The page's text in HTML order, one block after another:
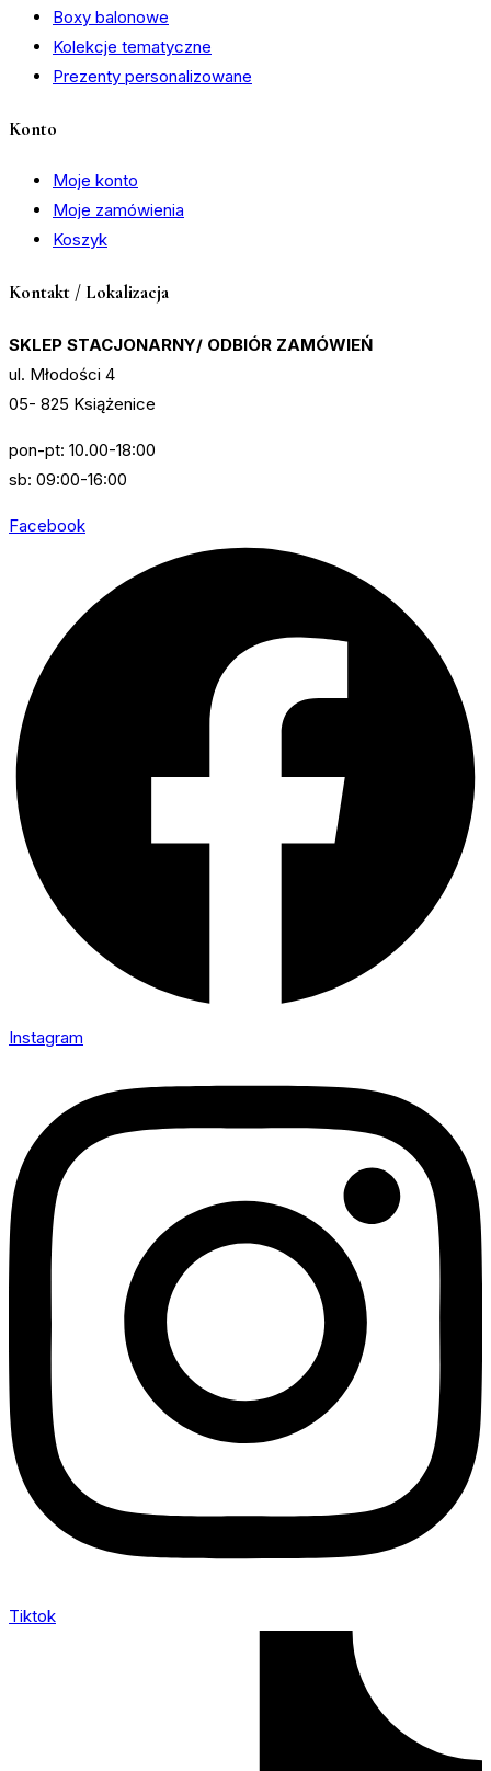
Boxy balonowe
Kolekcje tematyczne
Prezenty personalizowane
Konto
Moje konto
Moje zamówienia
Koszyk
Kontakt / Lokalizacja
SKLEP STACJONARNY/ ODBIÓR ZAMÓWIEŃ
ul. Młodości 4
05- 825 Książenice
pon-pt: 10.00-18:00
sb: 09:00-16:00
Facebook
Instagram
Tiktok